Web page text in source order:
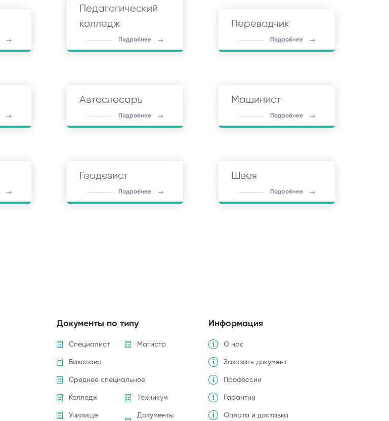
Педагогический
колледж
Подробнее
Переводчик
Подробнее
Автослесарь
Подробнее
Машинист
Подробнее
Геодезист
Подробнее
Швея
Подробнее
Документы по типу
Специалист Магистр
Бакалавр
Среднее специальное
Колледж Техникум
Училище Документы
Информация
О нас
Заказать документ
Профессии
Гарантии
Оплата и доставка